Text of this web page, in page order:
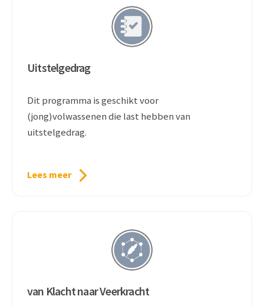
Uitstelgedrag
Dit programma is geschikt voor
(jong)volwassenen die last hebben van
uitstelgedrag.
Lees meer
van Klacht naar Veerkracht